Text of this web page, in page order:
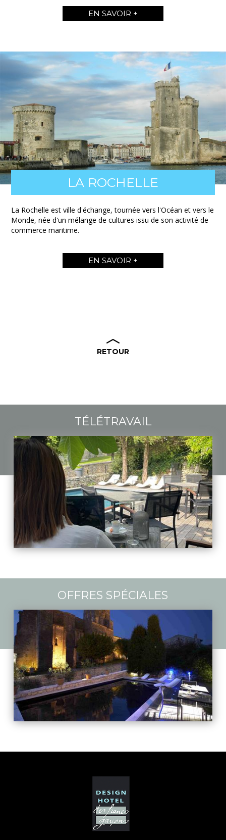
EN SAVOIR +
LA ROCHELLE
La Rochelle est ville d'échange, tournée vers l'Océan et vers le
Monde, née d'un mélange de cultures issu de son activité de
commerce maritime.
EN SAVOIR +
RETOUR
TÉLÉTRAVAIL
OFFRES SPÉCIALES